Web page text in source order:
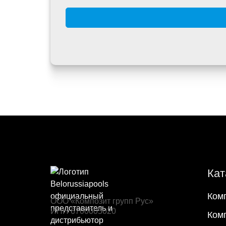
ООО «Композит групп Рус»
ИНН 6700005020